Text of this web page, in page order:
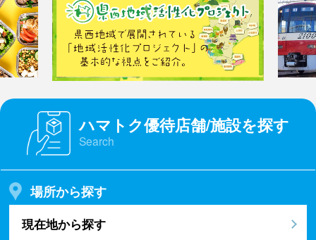
ハマトク優待店舗/施設を探す
Search
場所から探す
現在地から探す